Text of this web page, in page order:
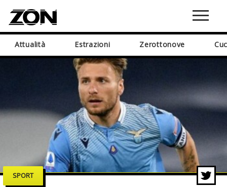
Attualità Estrazioni Zerottonove
SPORT